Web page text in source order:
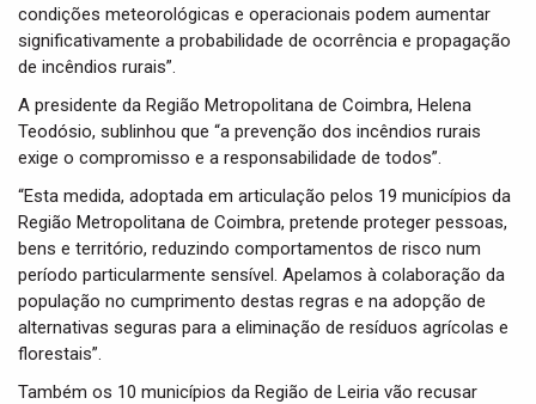
condições meteorológicas e operacionais podem aumentar
significativamente a probabilidade de ocorrência e propagação
de incêndios rurais”.
A presidente da Região Metropolitana de Coimbra, Helena
Teodósio, sublinhou que “a prevenção dos incêndios rurais
exige o compromisso e a responsabilidade de todos”.
“Esta medida, adoptada em articulação pelos 19 municípios da
Região Metropolitana de Coimbra, pretende proteger pessoas,
bens e território, reduzindo comportamentos de risco num
período particularmente sensível. Apelamos à colaboração da
população no cumprimento destas regras e na adopção de
alternativas seguras para a eliminação de resíduos agrícolas e
florestais”.
Também os 10 municípios da Região de Leiria vão recusar